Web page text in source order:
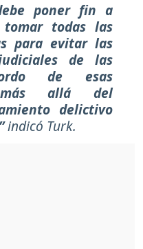
poner fin a
todas las
para evitar las
de las
de esas
más allá del
delictivo
indicó Turk.